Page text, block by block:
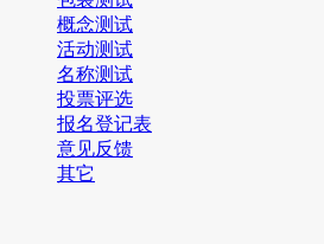
概念测试
活动测试
名称测试
投票评选
报名登记表
意见反馈
其它